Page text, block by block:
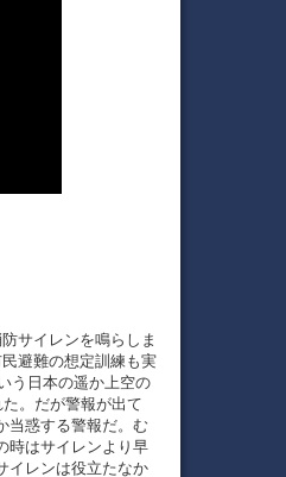
サイレンを鳴らしま
避難の想定訓練も実
う日本の遥か上空の
。だが警報が出て
当惑する警報だ。む
時はサイレンより早
イレンは役立たなか